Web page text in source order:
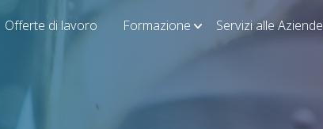
Offerte di lavoro Formazione Servizi alle Aziende